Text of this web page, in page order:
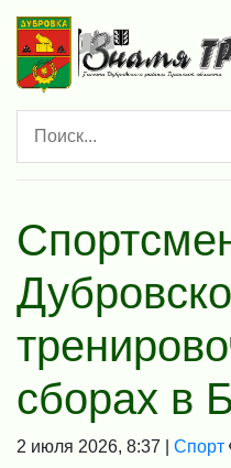
сборах в
2 июля 2026, 8:37 | Спорт